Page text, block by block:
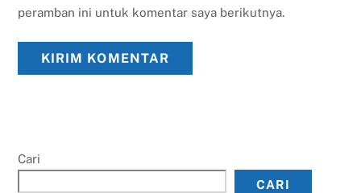
peramban ini untuk komentar saya berikutnya.
Cari
CARI